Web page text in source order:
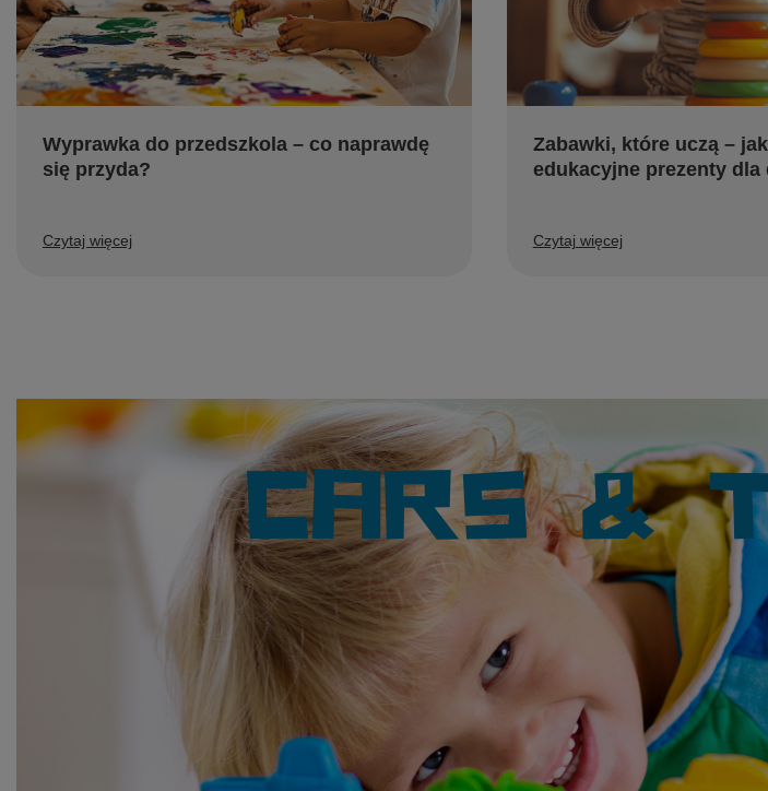
Wyprawka do przedszkola – co naprawdę
się przyda?
Czytaj więcej
Zabawki, które uczą –
edukacyjne prezenty dla
Czytaj więcej